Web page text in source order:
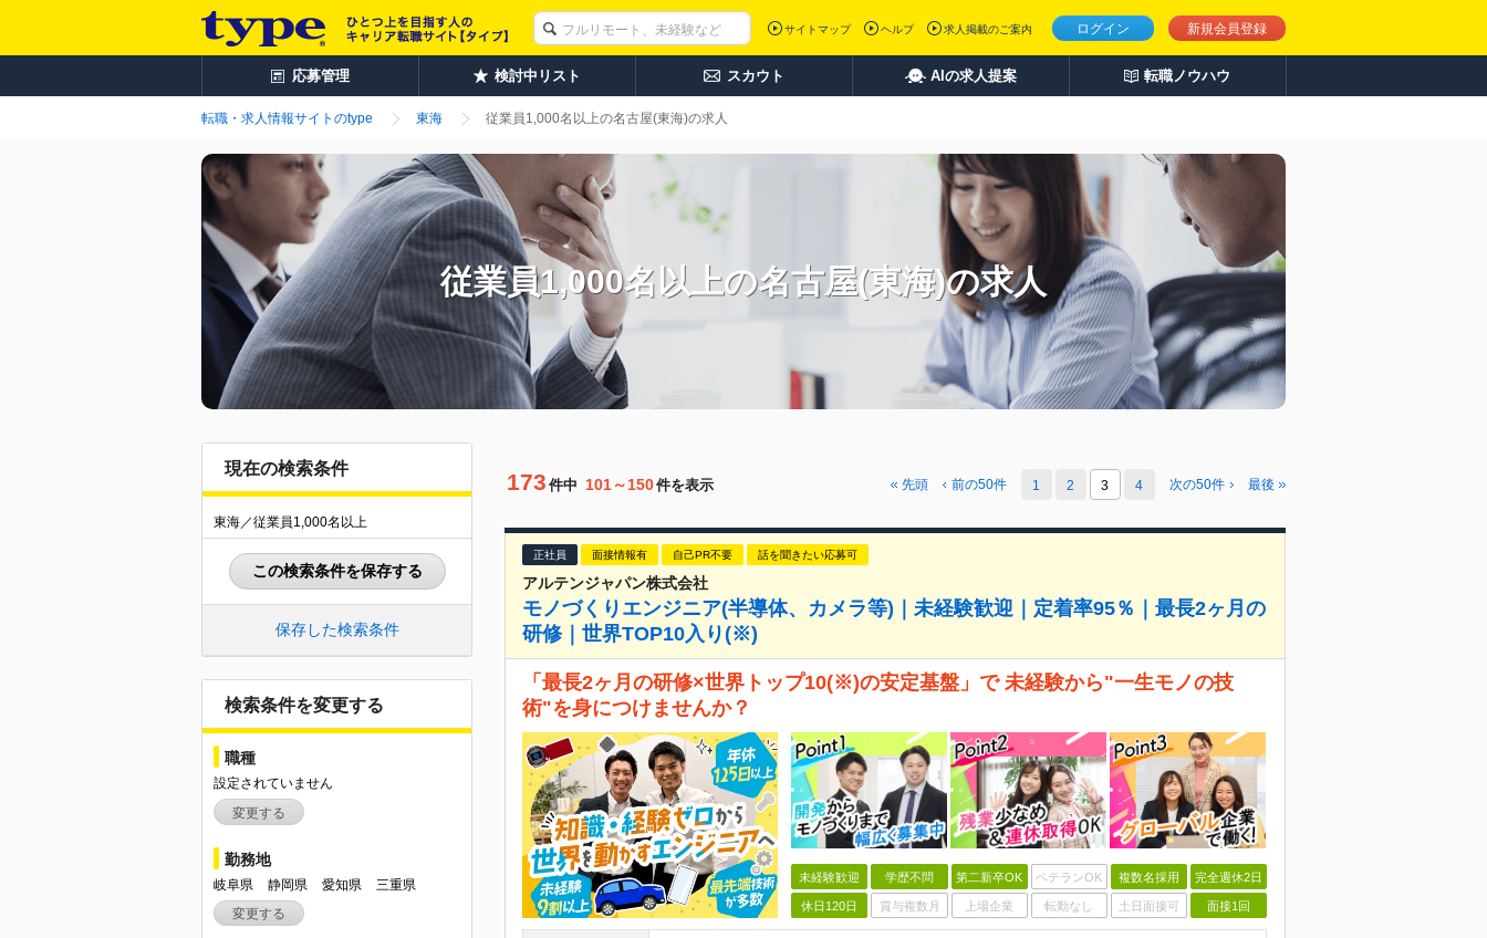
ログイン 新規会員登録
サイトマップ ヘルプ 求人掲載のご案内
応募管理 検討中リスト スカウト AIの求人提案 転職ノウハウ
転職・求人情報サイトのtype 東海 従業員1,000名以上の名古屋(東海)の求人
従業員1,000名以上の名古屋(東海)の求人
現在の検索条件
東海／従業員1,000名以上
この検索条件を保存する
保存した検索条件
検索条件を変更する
職種
設定されていません
変更する
勤務地
岐阜県 静岡県 愛知県
三重県
変更する
173 件中 101～150件を表示 先頭 前の50件 1 2 3 4 次の50件 最後
正社員 面接情報有 自己PR不要 話を聞きたい応募可
アルテンジャパン株式会社
モノづくりエンジニア(半導体、カメラ等)｜未経験歓迎｜定着率95％｜最長2ヶ月の
研修｜世界TOP10入り(※)
「最長2ヶ月の研修×世界トップ10(※)の安定基盤」で 未経験から"一生モノの技
術"を身につけませんか？
未経験歓迎 学歴不問 第二新卒OK ベテランOK 複数名採用 完全週休2日
休日120日 賞与複数月 上場企業 転勤なし 土日面接可 面接1回